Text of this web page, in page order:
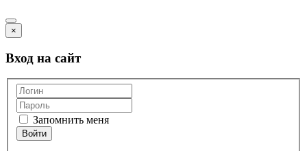
×
Вход на сайт
Запомнить меня